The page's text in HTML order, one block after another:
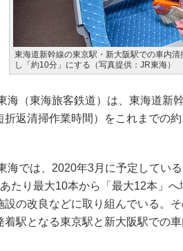
東海道新幹線の東京駅・新大阪駅での車内
し「約10分」にする（写真提供：JR東海）
海（東海旅客鉄道）は、東海道新
折返清掃作業時間）をこれまでの
海では、2020年3月に予定してい
たり最大10本から「最大12本」
設の改良などに取り組んでいる。
着駅となる東京駅と新大阪駅での